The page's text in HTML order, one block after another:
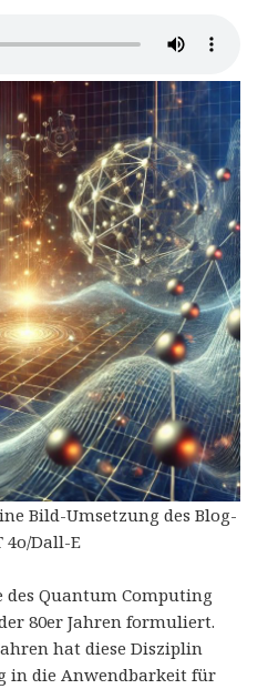
Bild-Umsetzung des Blog-
4o/Dall-E
des Quantum Computing
80er Jahren formuliert.
hat diese Disziplin
in die Anwendbarkeit für